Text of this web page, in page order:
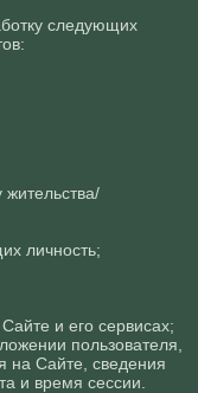
следующих
личность;
и его сервисах;
пользователя,
на Сайте, сведения
и время сессии.